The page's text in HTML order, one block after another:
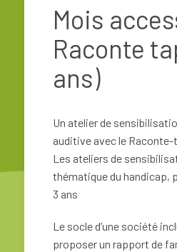
Mois
Raconte
ans)
Un atelier de
auditive avec le
Les ateliers de
thématique du handicap,
3 ans
Le socle d’une société
proposer un rapport de